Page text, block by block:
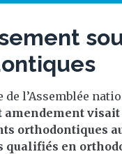
l’Assemblée
amendement
orthodontiques
qualifiés en